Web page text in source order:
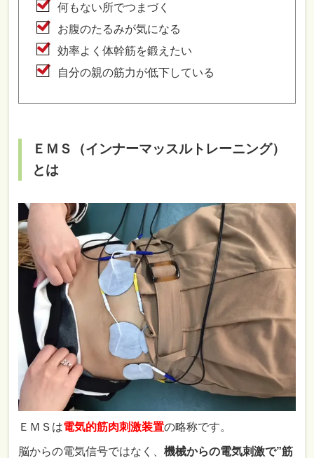
何もない所でつまづく
お腹のたるみが気になる
効率よく体幹筋を鍛えたい
自分の親の筋力が低下している
ＥＭＳ（インナーマッスルトレーニング）
とは
ＥＭＳは電気的筋肉刺激装置の略称です。
脳からの電気信号ではなく、機械からの電気刺激で”筋